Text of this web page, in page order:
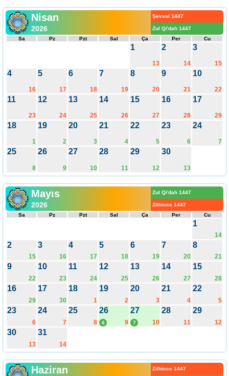
Nisan
2026
Şevval 1447
Zul Qi'dah 1447
Sa
Pz Pzt Sal Ça Per Cu
1
13
2
14
3
15
4
16
5
17
6
18
7
19
8
20
9
21
10
22
11
23
12
24
13
25
14
26
15
27
16
28
17
29
18
1
19
2
20
3
21
4
22
5
23
6
24
7
25
8
26
9
27
10
28
11
29
12
30
13
Mayıs
2026
Zul Qi'dah 1447
Zilhicce 1447
Sa
Pz Pzt Sal Ça Per Cu
1
14
2
15
3
16
4
17
5
18
6
19
7
20
8
21
9
22
10
23
11
24
12
25
13
26
14
27
15
28
16
29
17
30
18
1
19
2
20
3
21
4
22
5
23
6
24
7
25
8
26
9
6
27
10
7
28
11
29
12
30
13
31
14
Haziran Zilhicce 1447